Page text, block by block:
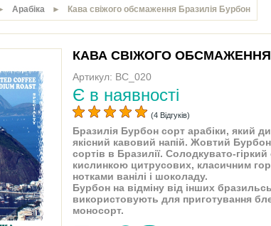
Арабіка ► Кава свіжого обсмаження Бразилія Бурбон
КАВА СВІЖОГО ОБСМАЖЕННЯ
Артикул: BC_020
Є в наявності
(4 Відгуків)
Бразилія Бурбон сорт арабіки, який
якісний кавовий напій. Жовтий
сортів в Бразилії. Солодкувато-
кислинкою цитрусових, класичним
нотками ванілі і шоколаду.
Бурбон на відміну від інших
використовують для приготування
моносорт.